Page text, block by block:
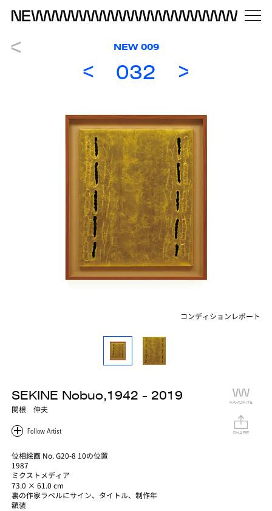
NEW 009
032
コンディションレポート
SEKINE Nobuo,1942 - 2019
関根 伸夫
位相絵画 No. G20-8 10の位置
1987
ミクストメディア
73.0 × 61.0 cm
裏の作家ラベルにサイン、タイトル、制作年
額装
FAVORITE
SHARE